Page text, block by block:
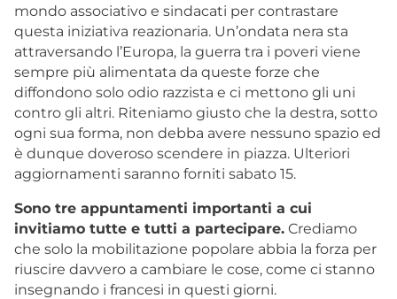
mondo associativo e sindacati per contrastare
questa iniziativa reazionaria. Un’ondata nera sta
attraversando l’Europa, la guerra tra i poveri viene
sempre più alimentata da queste forze che
diffondono solo odio razzista e ci mettono gli uni
contro gli altri. Riteniamo giusto che la destra, sotto
ogni sua forma, non debba avere nessuno spazio ed
è dunque doveroso scendere in piazza. Ulteriori
aggiornamenti saranno forniti sabato 15.
Sono tre appuntamenti importanti a cui
invitiamo tutte e tutti a partecipare. Crediamo
che solo la mobilitazione popolare abbia la forza per
riuscire davvero a cambiare le cose, come ci stanno
insegnando i francesi in questi giorni.